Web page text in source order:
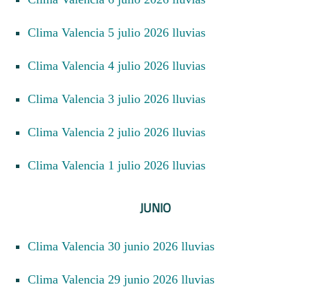
Clima Valencia 5 julio 2026 lluvias
Clima Valencia 4 julio 2026 lluvias
Clima Valencia 3 julio 2026 lluvias
Clima Valencia 2 julio 2026 lluvias
Clima Valencia 1 julio 2026 lluvias
JUNIO
Clima Valencia 30 junio 2026 lluvias
Clima Valencia 29 junio 2026 lluvias